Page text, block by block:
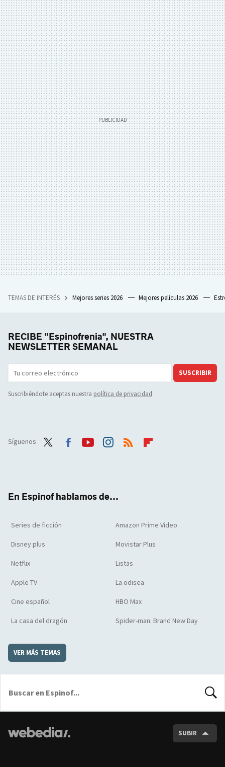
TEMAS DE INTERÉS Mejores series 2026 Mejores películas 2026
RECIBE "Espinofrenia", NUESTRA
NEWSLETTER SEMANAL
SUSCRIBIR
Suscribiéndote aceptas nuestra política de privacidad
Síguenos
En Espinof hablamos de...
Series de ficción Amazon Prime Video
Disney plus Movistar Plus
Netflix Listas
Apple TV La odisea
Cine español HBO Max
La casa del dragón Spider-man: Brand New Day
VER MÁS TEMAS
SUBIR